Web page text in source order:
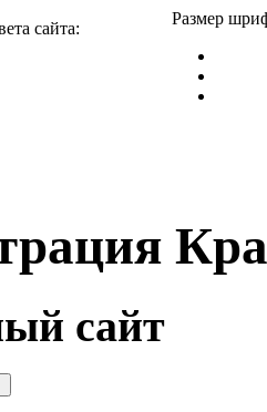
сайта:
Размер
сайт